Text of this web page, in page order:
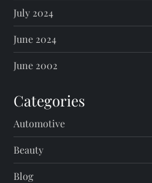
July 2024
June 2024
June 2002
Categories
Automotive
Beauty
Blog